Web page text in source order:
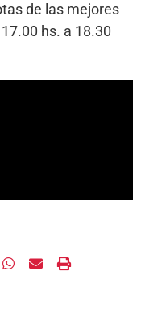
de las mejores
hs. a 18.30